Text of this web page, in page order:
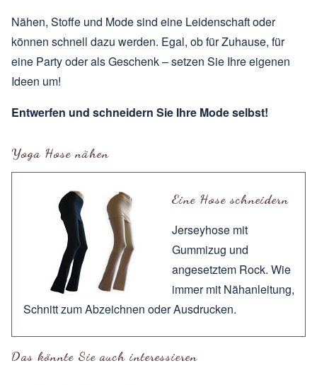
Nähen, Stoffe und Mode sind eine Leidenschaft oder
können schnell dazu werden. Egal, ob für Zuhause, für
eine Party oder als Geschenk – setzen Sie Ihre eigenen
Ideen um!
Entwerfen und schneidern Sie Ihre Mode selbst!
Yoga Hose nähen
Eine Hose schneidern
Jerseyhose mit
Gummizug und
angesetztem Rock. Wie
immer mit Nähanleitung,
Schnitt zumAbzeichnen oderAusdrucken.
Das könnte Sie auch interessieren